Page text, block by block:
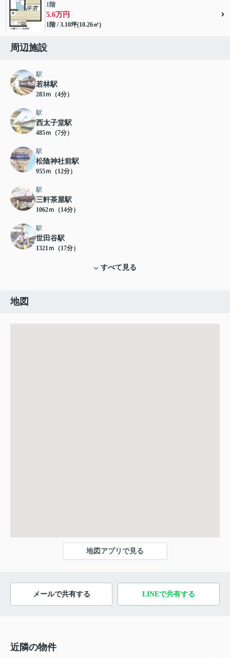
1階
5.6万円
1階 / 3.10坪(10.26㎡)
周辺施設
駅
若林駅
283ｍ（4分）
駅
西太子堂駅
485ｍ（7分）
駅
松陰神社前駅
955ｍ（12分）
駅
三軒茶屋駅
1062ｍ（14分）
駅
世田谷駅
1321ｍ（17分）
すべて見る
地図
地図アプリで見る
メールで共有する LINEで共有する
近隣の物件